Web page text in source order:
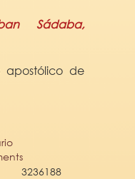
Sádaba,
apostólico de
3236188